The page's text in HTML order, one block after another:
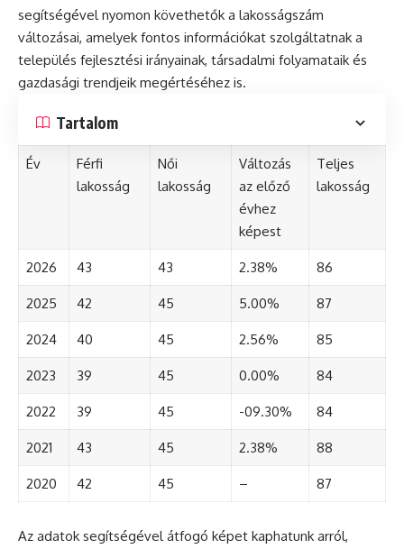
segítségével nyomon követhetők a lakosságszám
változásai, amelyek fontos információkat szolgáltatnak a
település fejlesztési irányainak, társadalmi folyamataik és
gazdasági trendjeik megértéséhez is.
Tartalom
Év
Férfi
lakosság
Női
lakosság
Változás
az előző
évhez
képest
Teljes
lakosság
2026 43 43 2.38% 86
2025 42 45 5.00% 87
2024 40 45 2.56% 85
2023 39 45 0.00% 84
2022 39 45 -09.30% 84
2021 43 45 2.38% 88
2020 42 45 – 87
Az adatok segítségével átfogó képet kaphatunk arról,